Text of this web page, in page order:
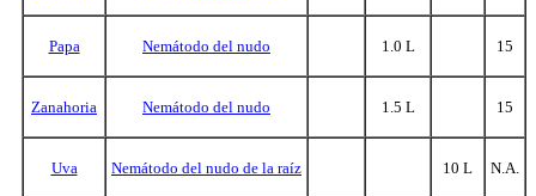
Papa Nemátodo del nudo 1.0 L 15
Zanahoria Nemátodo del nudo 1.5 L 15
Uva Nemátodo del nudo de la raíz 10 L N.A.